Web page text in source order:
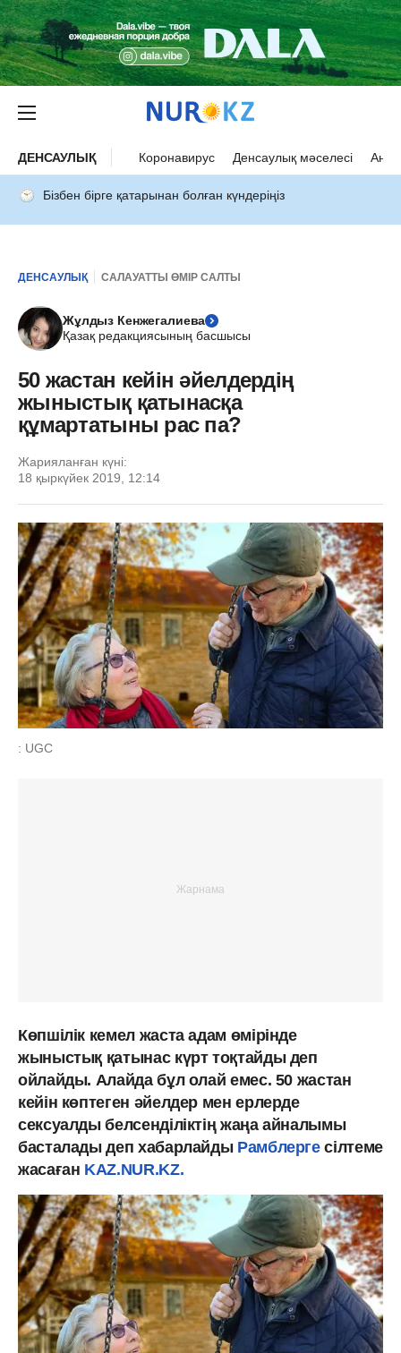
ДЕНСАУЛЫҚ Коронавирус Денсаулық мәселесі Ана
Бізбен бірге қатарынан болған күндеріңіз
ДЕНСАУЛЫҚ САЛАУАТТЫ ӨМІР САЛТЫ
Жұлдыз Кенжегалиева
Қазақ редакциясының басшысы
50 жастан кейін әйелдердің
жыныстық қатынасқа
құмартатыны рас па?
Жарияланған күні:
18 қыркүйек 2019, 12:14
: UGC
Көпшілік кемел жаста адам өмірінде
жыныстық қатынас күрт тоқтайды деп
ойлайды. Алайда бұл олай емес. 50 жастан
кейін көптеген әйелдер мен ерлерде
сексуалды белсенділіктің жаңа айналымы
басталады деп хабарлайды Рамблергесілтеме
жасаған KAZ.NUR.KZ.